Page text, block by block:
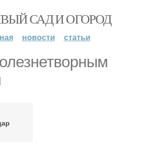
САД И ОГОРОД
новости статьи